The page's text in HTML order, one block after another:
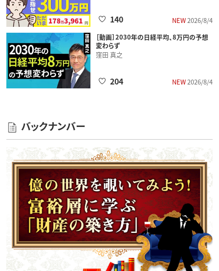
NEW2026/8/4
140
［動画］2030年の日経平均、8万円の予想
変わらず
窪田 真之
NEW2026/8/4
204
バックナンバー